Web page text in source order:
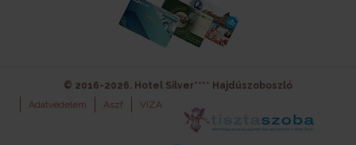
© 2016-2026. Hotel Silver**** Hajdúszoboszló
Adatvédelem
Ászf VIZA